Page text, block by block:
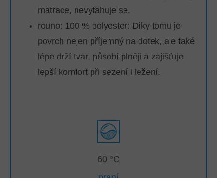
matrace, nevytahuje se.
rouno: 100 % polyester: Díky tomu je
povrch nejen příjemný na dotek, ale také
lépe drží tvar, působí plněji a zajišťuje
lepší komfort při sezení i ležení.
60 °C